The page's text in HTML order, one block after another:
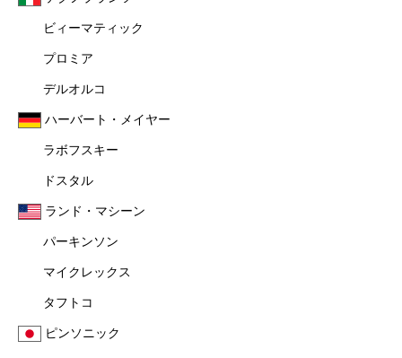
ビィーマティック
プロミア
デルオルコ
ハーバート・メイヤー
ラボフスキー
ドスタル
ランド・マシーン
パーキンソン
マイクレックス
タフトコ
ピンソニック